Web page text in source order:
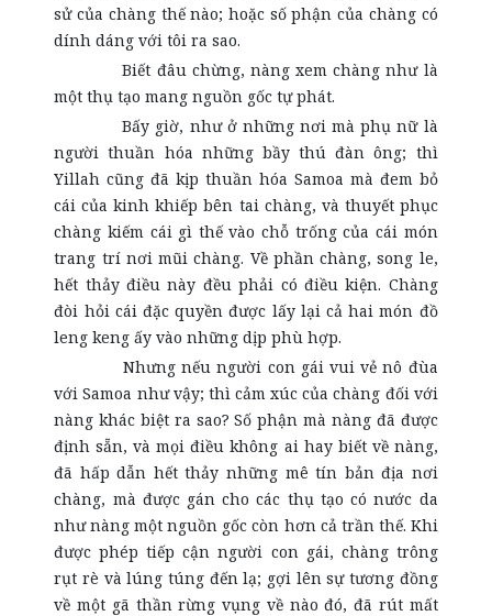
sử của chàng thế nào; hoặc số phận của chàng có
dính dáng với tôi ra sao.
Biết đâu chừng, nàng xem chàng như là
một thụ tạo mang nguồn gốc tự phát.
Bấy giờ, như ở những nơi mà phụ nữ là
người thuần hóa những bầy thú đàn ông; thì
Yillah cũng đã kịp thuần hóa Samoa mà đem bỏ
cái của kinh khiếp bên tai chàng, và thuyết phục
chàng kiếm cái gì thế vào chỗ trống của cái món
trang trí nơi mũi chàng. Về phần chàng, song le,
hết thảy điều này đều phải có điều kiện. Chàng
đòi hỏi cái đặc quyền được lấy lại cả hai món đồ
leng keng ấy vào những dịp phù hợp.
Nhưng nếu người con gái vui vẻ nô đùa
với Samoa như vậy; thì cảm xúc của chàng đối với
nàng khác biệt ra sao? Số phận mà nàng đã được
định sẵn, và mọi điều không ai hay biết về nàng,
đã hấp dẫn hết thảy những mê tín bản địa nơi
chàng, mà được gán cho các thụ tạo có nước da
như nàng một nguồn gốc còn hơn cả trần thế. Khi
được phép tiếp cận người con gái, chàng trông
rụt rè và lúng túng đến lạ; gợi lên sự tương đồng
về một gã thần rừng vụng về nào đó, đã rút mất